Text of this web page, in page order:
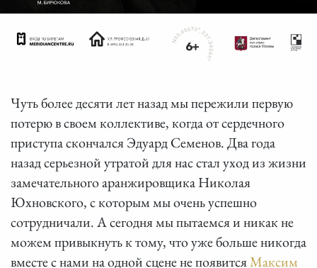
Чуть более десяти лет назад мы пережили первую
потерю в своем коллективе, когда от сердечного
приступа скончался Эдуард Семенов. Два года
назад серьезной утратой для нас стал уход из жизни
замечательного аранжировщика Николая
Юхновского, с которым мы очень успешно
сотрудничали. А сегодня мы пытаемся и никак не
можем привыкнуть к тому, что уже больше никогда
вместе с нами на одной сцене не появитсяМаксим